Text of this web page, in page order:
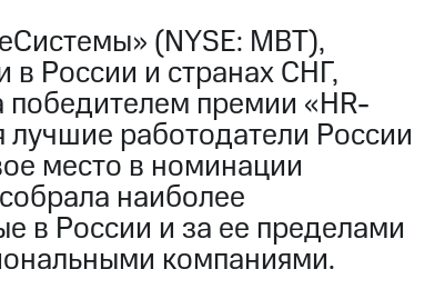
(NYSE: MBT),
в России и странах СНГ,
победителем премии «HR-
работодатели России
место в номинации
наиболее
в России и за ее пределами
компаниями.